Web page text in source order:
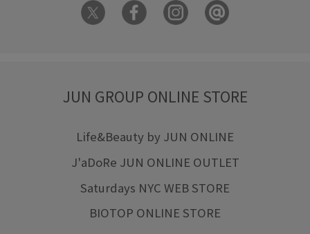
JUN GROUP ONLINE STORE
Life&Beauty by JUN ONLINE
J'aDoRe JUN ONLINE OUTLET
Saturdays NYC WEB STORE
BIOTOP ONLINE STORE